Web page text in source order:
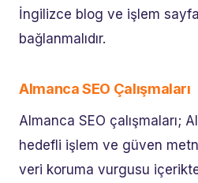
İngilizce blog ve işlem
bağlanmalıdır.
Almanca SEO Çalışmaları
Almanca SEO çalışmaları;
hedefli işlem ve güven
veri koruma vurgusu içerikte